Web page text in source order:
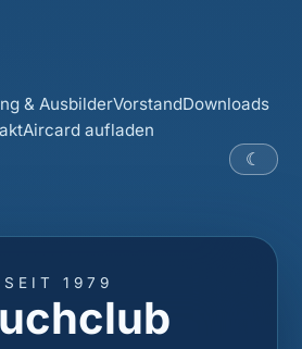
& AusbilderVorstandDownloads
Aircard aufladen
☾
SEIT 1979